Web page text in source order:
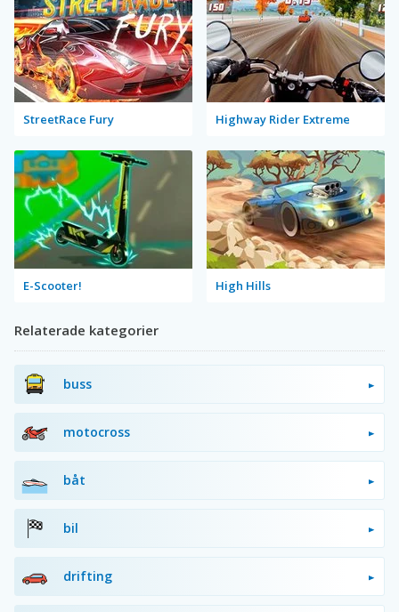
StreetRace Fury Highway Rider Extreme
E-Scooter! High Hills
Relaterade kategorier
buss
motocross
båt
bil
drifting